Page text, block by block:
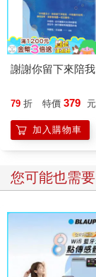
謝謝你留下來陪我
79 折 特價 379 元
加入購物車
您可能也需要